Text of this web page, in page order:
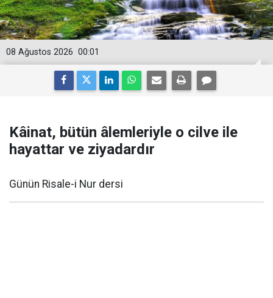
00:01
08 Ağustos 2026
Kâinat, bütün âlemleriyle o cilve ile
hayattar ve ziyadardır
Günün Risale-i Nur dersi